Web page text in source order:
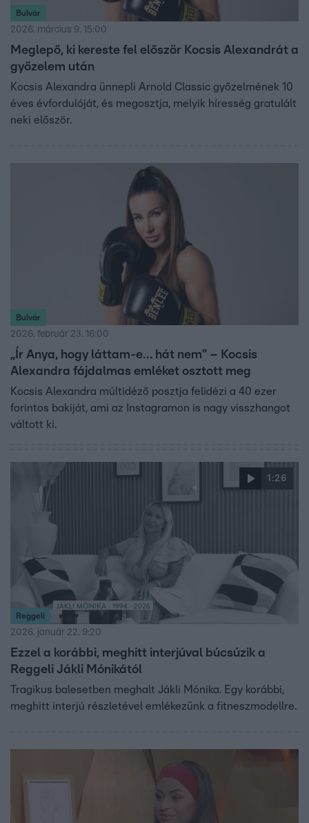
Bulvár
2026. március 9. 15:00
Meglepő, ki kereste fel először Kocsis Alexandrát a
győzelem után
Kocsis Alexandra ünnepli Arnold Classic győzelmének 10
éves évfordulóját, és megosztja, melyik híresség gratulált
neki először.
Bulvár
2026. február 23. 16:00
„Ír Anya, hogy láttam-e… hát nem” – Kocsis
Alexandra fájdalmas emléket osztott meg
Kocsis Alexandra múltidéző posztja felidézi a 40 ezer
forintos bakiját, ami az Instagramon is nagy visszhangot
váltott ki.
1:26
Reggeli
2026. január 22. 9:20
Ezzel a korábbi, meghitt interjúval búcsúzik a
Reggeli Jákli Mónikától
Tragikus balesetben meghalt Jákli Mónika. Egy korábbi,
meghitt interjú részletével emlékezünk a fitneszmodellre.